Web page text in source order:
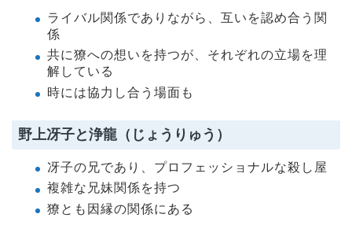
ライバル関係でありながら、互いを認め合う関
係
共に獠への想いを持つが、それぞれの立場を理
解している
時には協力し合う場面も
野上冴子と浄龍（じょうりゅう）
冴子の兄であり、プロフェッショナルな殺し屋
複雑な兄妹関係を持つ
獠とも因縁の関係にある